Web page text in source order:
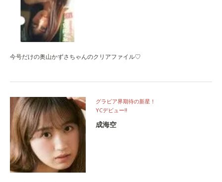
今号だけの奥山かずさちゃんのクリアファイル♡
グラビア界期待の新星！
YCデビュー‼
成海空